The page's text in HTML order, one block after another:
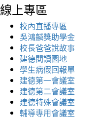
線上專區
校內直播專區
吳鴻麟獎助學金
校長爸爸說故事
建德閱讀園地
學生病假回報單
建德第一會議室
建德第二會議室
建德特殊會議室
輔導專用會議室